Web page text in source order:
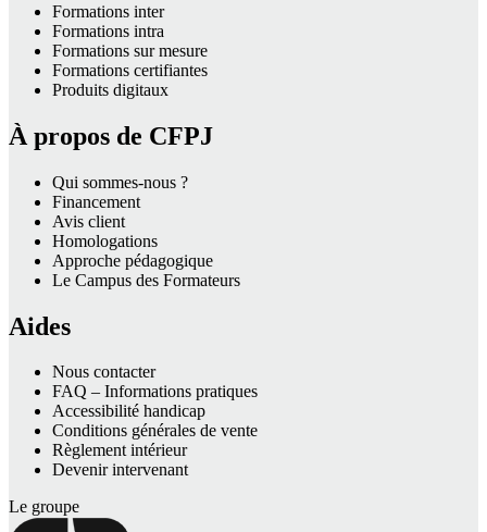
Formations inter
Formations intra
Formations sur mesure
Formations certifiantes
Produits digitaux
À propos de CFPJ
Qui sommes-nous ?
Financement
Avis client
Homologations
Approche pédagogique
Le Campus des Formateurs
Aides
Nous contacter
FAQ – Informations pratiques
Accessibilité handicap
Conditions générales de vente
Règlement intérieur
Devenir intervenant
Le groupe